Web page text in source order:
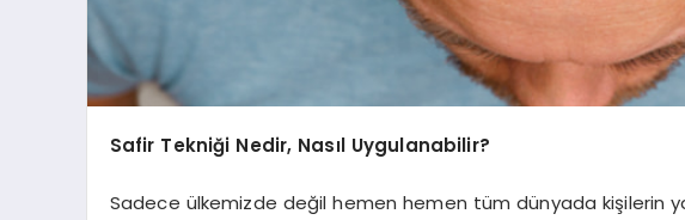
Safir Tekniği Nedir, Nasıl Uygulanabilir?
Sadece ülkemizde değil hemen hemen tüm dünyada kişilerin